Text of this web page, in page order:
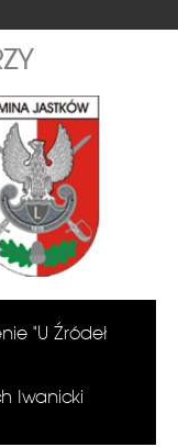
"U Źródeł
Iwanicki